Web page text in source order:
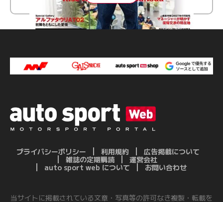
プライバシーポリシー 利用規約
広告掲載について
雑誌の定期購読
運営会社
auto sport web について
お問い合わせ
当サイトに掲載されている文章・写真等の許可なき複製・転載を